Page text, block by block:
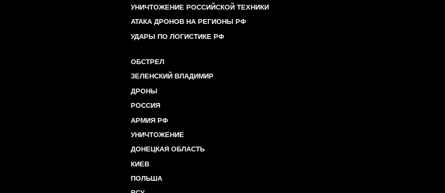
УНИЧТОЖЕНИЕ РОССИЙСКОЙ ТЕХНИКИ
АТАКА ДРОНОВ НА РЕГИОНЫ РФ
УДАРЫ ПО ЛОГИСТИКЕ РФ
ОБСТРЕЛ
ЗЕЛЕНСКИЙ ВЛАДИМИР
ДРОНЫ
РОССИЯ
АРМИЯ РФ
УНИЧТОЖЕНИЕ
ДОНЕЦКАЯ ОБЛАСТЬ
КИЕВ
ПОЛЬША